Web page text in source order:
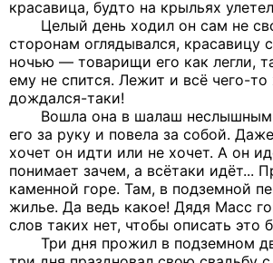
красавица, будто на крыльях
Целый день ходил он сам не
сторонам оглядывался, красавицу
ночью — товарищи его как легли,
ему не спится. Лежит и всё чего-
дождался-таки!
Вошла она в шалаш неслышным
его за руку и повела за собой.
хочет он идти или не хочет. А он
понимает зачем, а всётаки идёт...
каменной горе. Там, в подземной
жилье. Да ведь какое! Дядя Масс
слов таких нет, чтобы описать это
Три дня прожил в подземном